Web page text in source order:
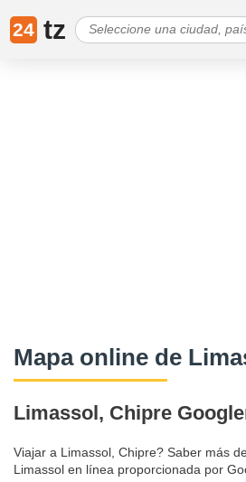
24 tz
Mapa online de
Limassol, Chipre
Viajar a Limassol, Chipre? Saber más
Limassol en línea proporcionada por